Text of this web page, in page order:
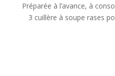
Préparée à l’avance, à
3 cuillère à soupe rases